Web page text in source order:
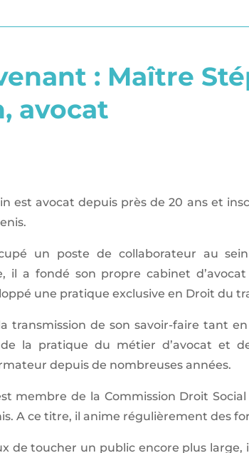
: Maître
avocat
est avocat depuis près de 20 ans et
un poste de collaborateur au
il a fondé son propre cabinet
une pratique exclusive en Droit du
transmission de son savoir-faire tant
la pratique du métier d’avocat et
depuis de nombreuses années.
membre de la Commission Droit
A ce titre, il anime régulièrement des
de toucher un public encore plus large,